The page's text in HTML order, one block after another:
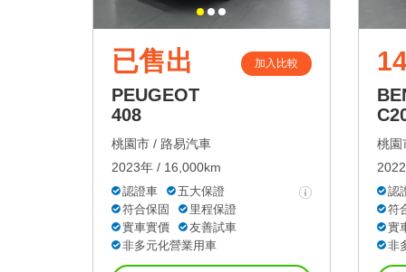
已售出 加入比較
PEUGEOT
408
桃園市 / 路易汽車
2023年 / 16,000km
認證車
五大保證
符合保固
里程保證
實車實價
友善試車
非多元化營業用車
桃
認
符
實
非